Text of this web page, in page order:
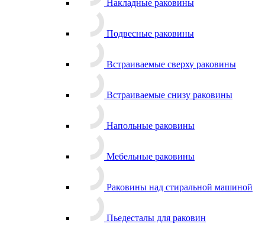
Накладные раковины
Подвесные раковины
Встраиваемые сверху раковины
Встраиваемые снизу раковины
Напольные раковины
Мебельные раковины
Раковины над стиральной машиной
Пьедесталы для раковин